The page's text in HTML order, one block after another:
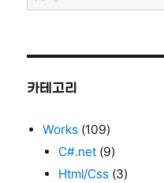
색:
카테고리
Works (109)
C#.net (9)
Html/Css (3)